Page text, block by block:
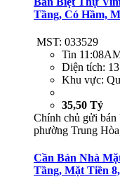
Tầng, Có Hầm,
MST: 033529
Tin
Diện tích:
Khu vực:
35,50 Tỷ
Chính chủ gửi
phường Trung
Cần Bán Nhà
Tầng, Mặt Tiền